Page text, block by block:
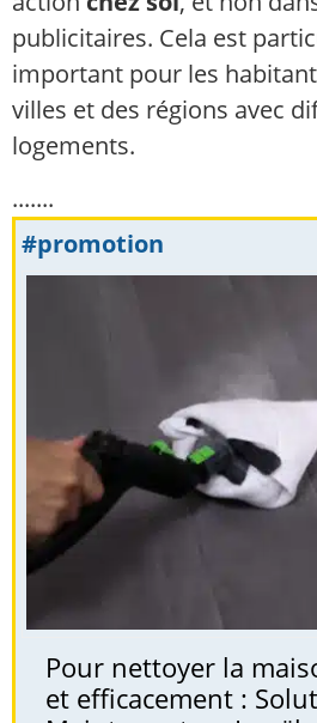
publicitaires. Cela est
important pour les
villes et des régions avec
logements.
.......
#promotion
Pour nettoyer la
et efficacement :